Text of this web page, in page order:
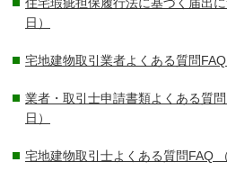
日）
宅地建物取引業者よくある質問FAQ
業者・取引士申請書類よくある質
日）
宅地建物取引士よくある質問FAQ